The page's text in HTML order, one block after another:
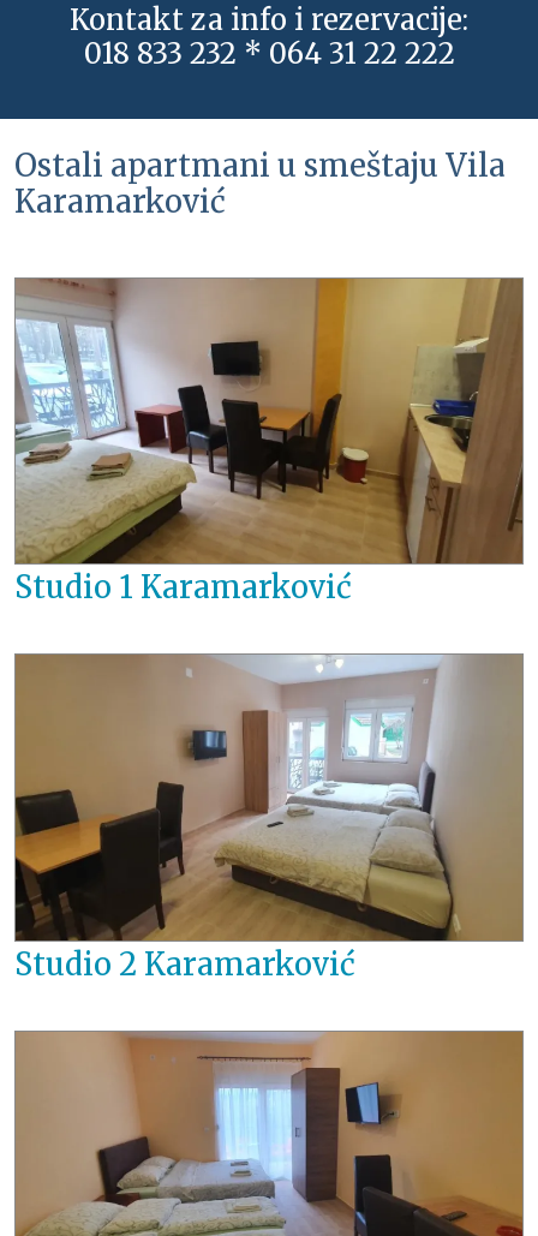
Kontakt za info i rezervacije:
018 833 232 * 064 31 22 222
Ostali apartmani u smeštaju Vila
Karamarković
Studio 1 Karamarković
Studio 2 Karamarković